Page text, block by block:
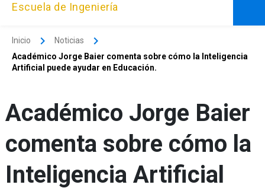
Escuela de Ingeniería
Inicio
Noticias
Académico Jorge Baier comenta sobre cómo la Inteligencia
Artificial puede ayudar en Educación.
Académico Jorge Baier
comenta sobre cómo la
Inteligencia Artificial